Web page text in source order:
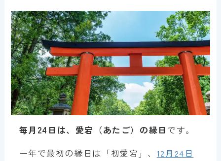
毎月24日は、愛宕（あたご）の縁日 です。
一年で最初の縁日は「初愛宕」、 12月24日